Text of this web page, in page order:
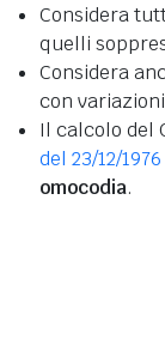
Considera
quelli
Considera
con
Il calcolo del
del 23/12/1976
omocodia.